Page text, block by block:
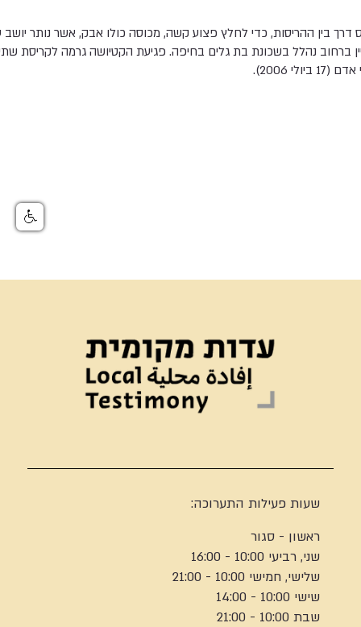
דרך בין ההריסות, כדי לחלץ פצוע קשה, מכוסה כולו אבק, אשר נותר
ברחוב נהלל בשכונת בת גלים בחיפה. פגיעת הקטיושה גרמה לקריסת
שעות פעילות התערוכה:
ראשון - סגור
שני, רביעי 10:00 - 16:00
שלישי, חמישי 10:00 - 21:00
שישי 10:00 - 14:00
שבת 10:00 - 21:00